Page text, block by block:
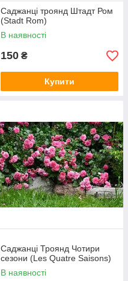
Саджанці троянд Штадт Ром
(Stadt Rom)
В наявності
150 ₴
Купити
Саджанці Троянд Чотири
сезони (Les Quatre Saisons)
В наявності